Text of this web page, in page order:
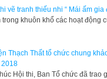
vẽ tranh thiếu nhi “ Mái ấm gia
trong khuôn khổ các hoạt
Thạch Thất tổ chức chung
Hội thi, Ban Tổ chức đã